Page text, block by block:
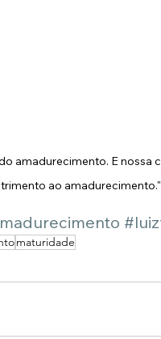
amadurecimento. E nossa
ao
maturidade